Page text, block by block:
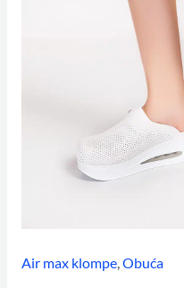
Air max klompe,Obuća